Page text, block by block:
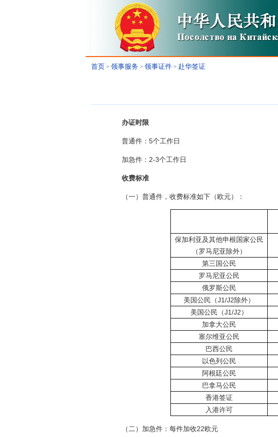
首页 > 领事服务 > 领事证件> 赴华签证
办证时限
普通件：5个工作日
加急件：2-3个工作日
收费标准
（一） 普通件，收费标准如下（欧元）：
保加利亚及其他申根国家公民
（罗马尼亚除外）
第三国公民
罗马尼亚公民
俄罗斯公民
美国公民（J1/J2除外）
美国公民（J1/J2）
加拿大公民
塞尔维亚公民
巴西公民
以色列公民
阿根廷公民
巴拿马公民
香港签证
入港许可
（二）加急件：每件加收22欧元